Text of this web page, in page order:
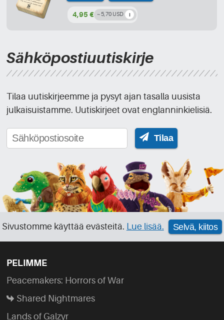
4,95 € ~ 5,70 USD
Sähköpostiuutiskirje
Tilaa uutiskirjeemme ja pysyt ajan tasalla uusista
julkaisuistamme. Uutiskirjeet ovat englanninkielisiä.
Tilaa
Sivustomme käyttää evästeitä. Lue lisää. Selvä, kiitos
PELIMME
Peacemakers: Horrors of War
Shared Nightmares
Lands of Galzyr